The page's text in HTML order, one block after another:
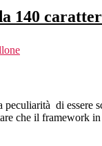
140
di
che il framework